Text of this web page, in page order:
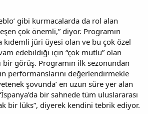
gibi kurmacalarda da rol alan
çok önemli,” diyor. Programın
jüri üyesi olan ve bu çok özel
edebildiği için “çok mutlu” olan
bir görüş. Programın ilk sezonundan
performanslarını değerlendirmekle
şovunda’ en uzun süre yer alan
bir sahnede tüm uluslararası
bir lüks”, diyerek kendini tebrik ediyor.